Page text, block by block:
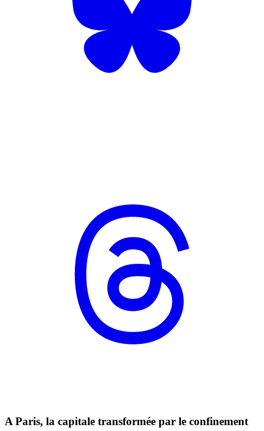
A Paris, la capitale transformée par le confinement